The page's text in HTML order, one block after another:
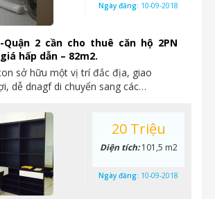
-Quận 2 cần cho thuê căn hộ 2PN
hấp dẫn – 82m2.
sở hữu một vị trí đắc địa, giao
dễ dnagf di chuyển sang các…
Ngày đăng: 10-09-2018
20 Triệu
Diện tích:101,5 m2
Ngày đăng: 10-09-2018